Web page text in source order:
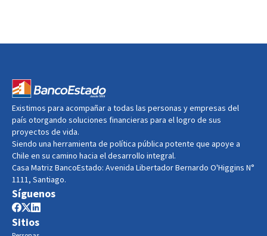
Existimos para acompañar a todas las personas y empresas del
país otorgando soluciones financieras para el logro de sus
proyectos de vida.
Siendo una herramienta de política pública potente que apoye a
Chile en su camino hacia el desarrollo integral.
Casa Matriz BancoEstado: Avenida Libertador Bernardo O'Higgins N°
1111, Santiago.
Síguenos
Sitios